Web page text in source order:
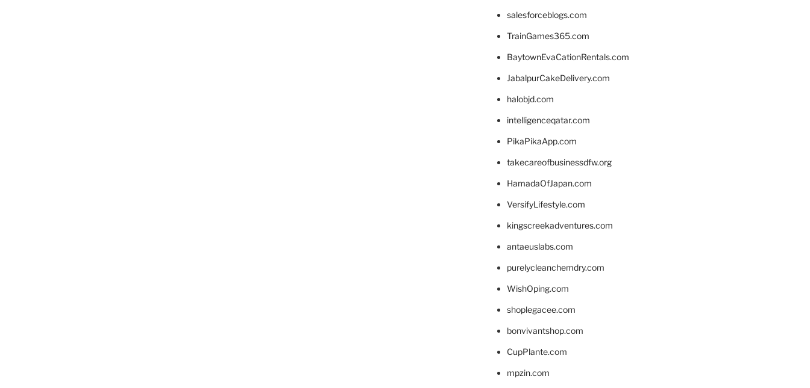
salesforceblogs.com
TrainGames365.com
BaytownEvaCationRentals.com
JabalpurCakeDelivery.com
halobjd.com
intelligenceqatar.com
PikaPikaApp.com
takecareofbusinessdfw.org
HamadaOfJapan.com
VersifyLifestyle.com
kingscreekadventures.com
antaeuslabs.com
purelycleanchemdry.com
WishOping.com
shoplegacee.com
bonvivantshop.com
CupPlante.com
mpzin.com